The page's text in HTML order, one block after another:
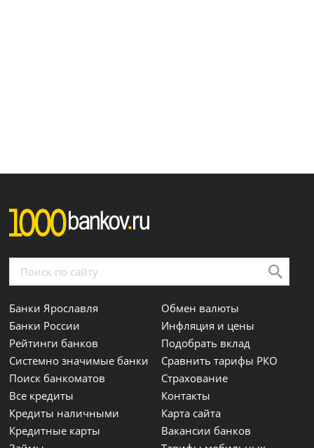
Банки Ярославля
Банки России
Рейтинги банков
Системно значимые банки
Поиск банкоматов
Все кредиты
Кредиты наличными
Кредитные карты
Обмен валюты
Инфляция и цены
Подобрать вклад
Сравнить тарифы РКО
Страхование
Контакты
Карта сайта
Вакансии банков